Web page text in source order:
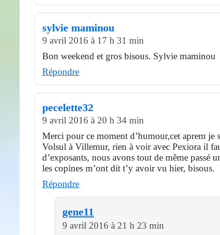
sylvie maminou
9 avril 2016 à 17 h 31 min
Bon weekend et gros bisous. Sylvie maminou
Répondre
pecelette32
9 avril 2016 à 20 h 34 min
Merci pour ce moment d’humour,cet aprem je
Volsul à Villemur, rien à voir avec Pexiora il
d’exposants, nous avons tout de même passé
les copines m’ont dit t’y avoir vu hier, bisous.
Répondre
gene11
9 avril 2016 à 21 h 23 min